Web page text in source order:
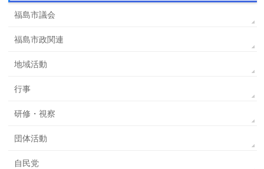
福島市議会
福島市政関連
地域活動
行事
研修・視察
団体活動
自民党